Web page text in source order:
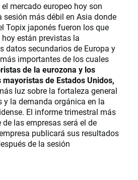
mercado europeo hoy son
sesión más débil en Asia donde
Topix japonés fueron los que
están previstas la
datos secundarios de Europa y
importantes de los cuales
de la eurozona y los
de Estados Unidos,
luz sobre la fortaleza general
y la demanda orgánica en la
El informe trimestral más
las empresas será el de
publicará sus resultados
de la sesión